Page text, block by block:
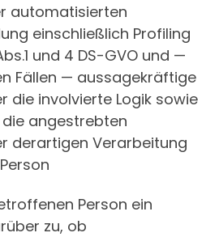
automatisierten
einschließlich Profiling
und 4 DS-GVO und —
Fällen — aussagekräftige
die involvierte Logik sowie
angestrebten
derartigen Verarbeitung
Person ein
zu, ob